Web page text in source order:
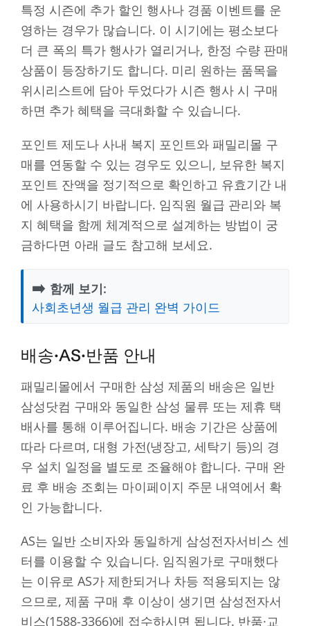
특정 시즌에 추가 할인 행사나 경품 이벤트를 운
영하는 경우가 많습니다. 이 시기에는 평소보다
더 큰 폭의 특가 행사가 열리거나, 한정 수량 판매
상품이 등장하기도 합니다. 미리 원하는 품목을
위시리스트에 담아 두었다가 시즌 행사 시 구매
하면 추가 혜택을 극대화할 수 있습니다.
포인트 제도나 사내 복지 포인트와 패밀리몰 구
매를 연동할 수 있는 경우도 있으니, 보유한 복지
포인트 잔액을 정기적으로 확인하고 유효기간 내
에 사용하시기 바랍니다. 임직원 월급 관리와 복
지 혜택을 함께 체계적으로 설계하는 방법이 궁
금하다면 아래 글도 참고해 보세요.
➡️ 함께 보기:
사회초년생 월급 관리 완벽 가이드
배송·AS·반품 안내
패밀리몰에서 구매한 삼성 제품의 배송은 일반
삼성닷컴 구매와 동일한 삼성 물류 또는 제휴 택
배사를 통해 이루어집니다. 배송 기간은 상품에
따라 다르며, 대형 가전(냉장고, 세탁기 등)의 경
우 설치 일정을 별도로 조율해야 합니다. 구매 완
료 후 배송 조회는 마이페이지 주문 내역에서 확
인 가능합니다.
AS는 일반 소비자와 동일하게 삼성전자서비스 센
터를 이용할 수 있습니다. 임직원가로 구매했다
는 이유로 AS가 제한되거나 차등 적용되지는 않
으므로, 제품 구매 후 이상이 생기면 삼성전자서
비스(1588-3366)에 접수하시면 됩니다. 반품·교